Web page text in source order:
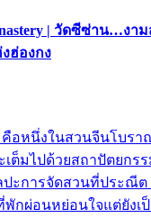
| วัดซีซ่าน…งา
ฮ่องกง
อหนึ่งในสวนจีนโบรา
ะเต็มไปด้วยสถาปัตยก
ปะการจัดสวนที่ประณีต
พักผ่อนหย่อนใจแต่ยังเ